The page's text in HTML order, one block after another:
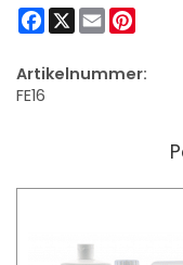
Facebook
X Email
Artikelnummer:
FE16